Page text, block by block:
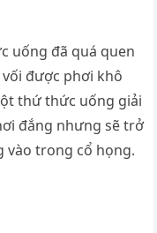
uống đã quá quen
được phơi khô
thứ thức uống giải
đắng nhưng sẽ trở
vào trong cổ họng.